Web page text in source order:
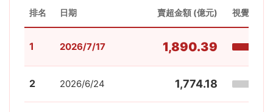
排名 日期 賣超金額 (億元) 視覺對比
1 2026/7/17 1,890.39
2 2026/6/24 1,774.18